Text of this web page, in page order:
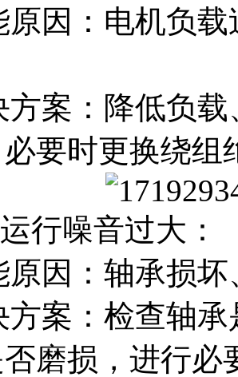
因：电机负
案：降低负
要时更换绕组
行噪音过大：
因：轴承损
案：检查轴
磨损，进行必